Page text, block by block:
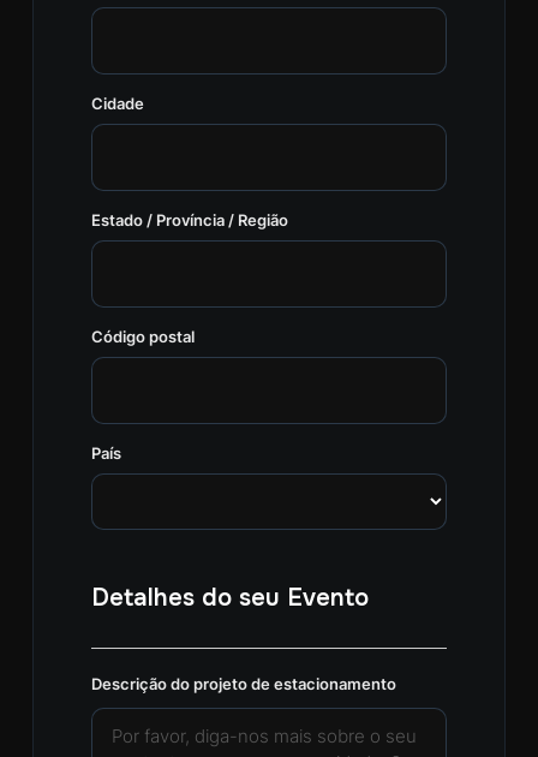
Cidade
Estado / Província / Região
Código postal
País
Detalhes do seu Evento
Descrição do projeto de estacionamento